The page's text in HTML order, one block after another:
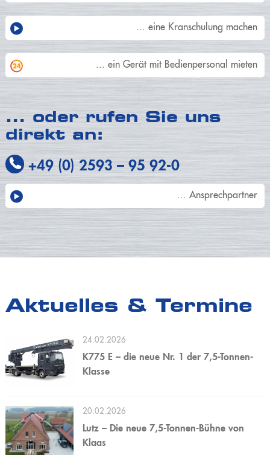
... eine Kranschulung machen
... ein Gerät mit Bedienpersonal mieten
… oder rufen Sie uns
direkt an:
+49 (0) 2593–95 92-0
... Ansprechpartner
Aktuelles & Termine
24.02.2026
K775 E – die neue Nr. 1 der 7,5-Tonnen-
Klasse
20.02.2026
Lutz – Die neue 7,5-Tonnen-Bühne von
Klaas